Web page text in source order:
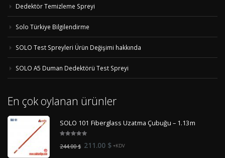
Dedektör Temizleme Spreyi
Solo Türkiye Bilgilendirme
SOLO Test Spreyleri Ürün Değişimi hakkında
SOLO A5 Duman Dedektörü Test Spreyi
En çok oylanan ürünler
SOLO 101 Fiberglass Uzatma Çubuğu – 1.13m
of 5
244.00$ Orijinal
211.00 $Şu
+KDV